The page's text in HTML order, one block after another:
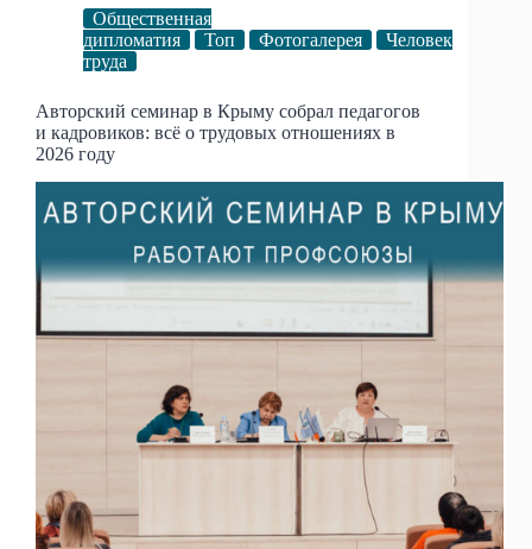
Общественная
дипломатия
Топ Фотогалерея
Человек
труда
Авторский семинар в Крыму собрал педагогов
и кадровиков: всё о трудовых отношениях в
2026 году